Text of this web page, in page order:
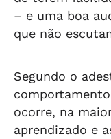
– e uma boa
que não
Segundo o
ocorre, na
aprendizado e